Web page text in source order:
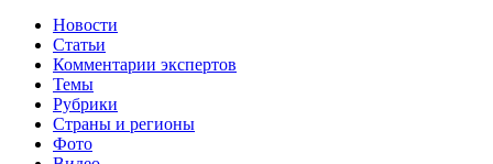
Новости
Статьи
Комментарии экспертов
Темы
Рубрики
Страны и регионы
Фото